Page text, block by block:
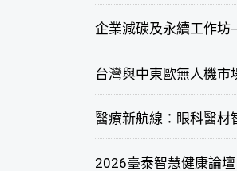
2026臺泰智慧健康論壇